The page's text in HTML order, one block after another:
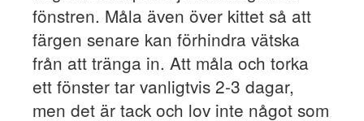
fönstren. Måla även över kittet så att
färgen senare kan förhindra vätska
från att tränga in. Att måla och torka
ett fönster tar vanligtvis 2-3 dagar,
men det är tack och lov inte något som